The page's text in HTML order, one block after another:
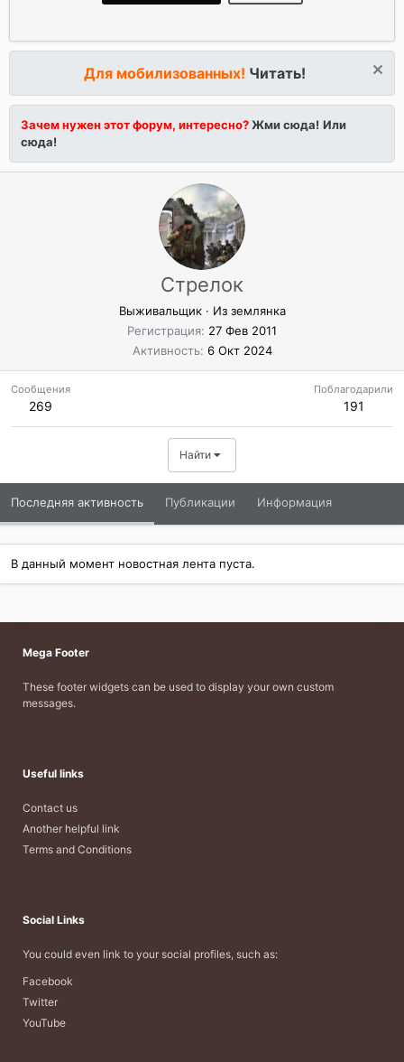
Для мобилизованных! Читать!
Зачем нужен этот форум, интересно?Жми сюда! Или
сюда!
Стрелок
Выживальщик · Из землянка
Регистрация 27 Фев 2011
Активность 6 Окт 2024
Сообщения
269
Поблагодарили
191
Найти
Последняя активность Публикации Информация
В данный момент новостная лента пуста.
Mega Footer
These footer widgets can be used to display your own custom
messages.
Useful links
Contact us
Another helpful link
Terms and Conditions
Social Links
You could even link to your social profiles, such as:
Facebook
Twitter
YouTube